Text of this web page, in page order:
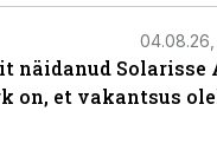
04.08.26,
Solarisse
on, et vakantsus